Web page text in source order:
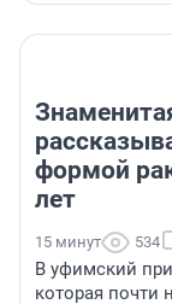
формой
лет
15 минут 534
В уфимский
которая почти